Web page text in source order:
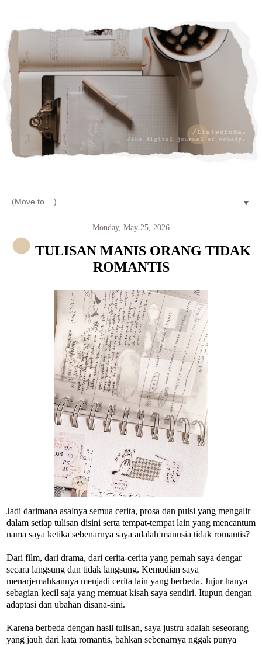
▼
Monday, May 25, 2026
TULISAN MANIS ORANG TIDAK
ROMANTIS
Jadi darimana asalnya semua cerita, prosa dan puisi yang mengalir
dalam setiap tulisan disini serta tempat-tempat lain yang mencantum
nama saya ketika sebenarnya saya adalah manusia tidak romantis?
Dari film, dari drama, dari cerita-cerita yang pernah saya dengar
secara langsung dan tidak langsung. Kemudian saya
menarjemahkannya menjadi cerita lain yang berbeda. Jujur hanya
sebagian kecil saja yang memuat kisah saya sendiri. Itupun dengan
adaptasi dan ubahan disana-sini.
Karena berbeda dengan hasil tulisan, saya justru adalah seseorang
yang jauh dari kata romantis, bahkan sebenarnya nggak punya